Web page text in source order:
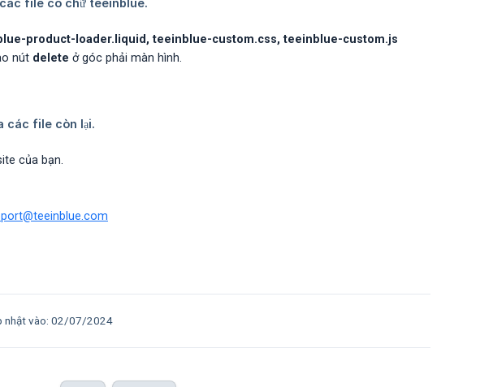
product-loader.liquid, teeinblue-custom.css, teeinblue-custom.js
nút delete ở góc phải màn hình.
của bạn.
nhật vào: 02/07/2024